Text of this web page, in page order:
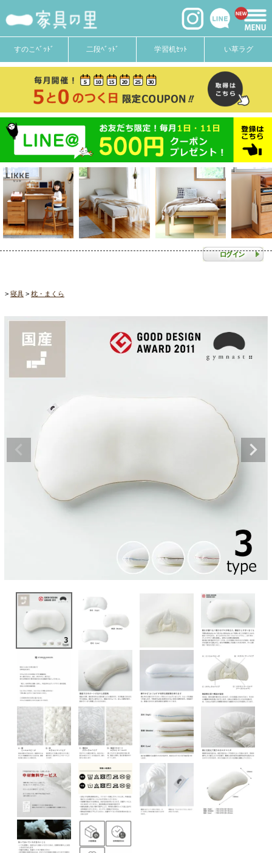
すのこﾍﾞｯﾄﾞ 二段ﾍﾞｯﾄﾞ 学習机ｾｯﾄ い草ラグ
寝具 枕・まくら